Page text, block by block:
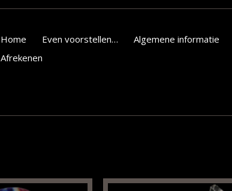
Home Even voorstellen… Algemene informatie
Afrekenen